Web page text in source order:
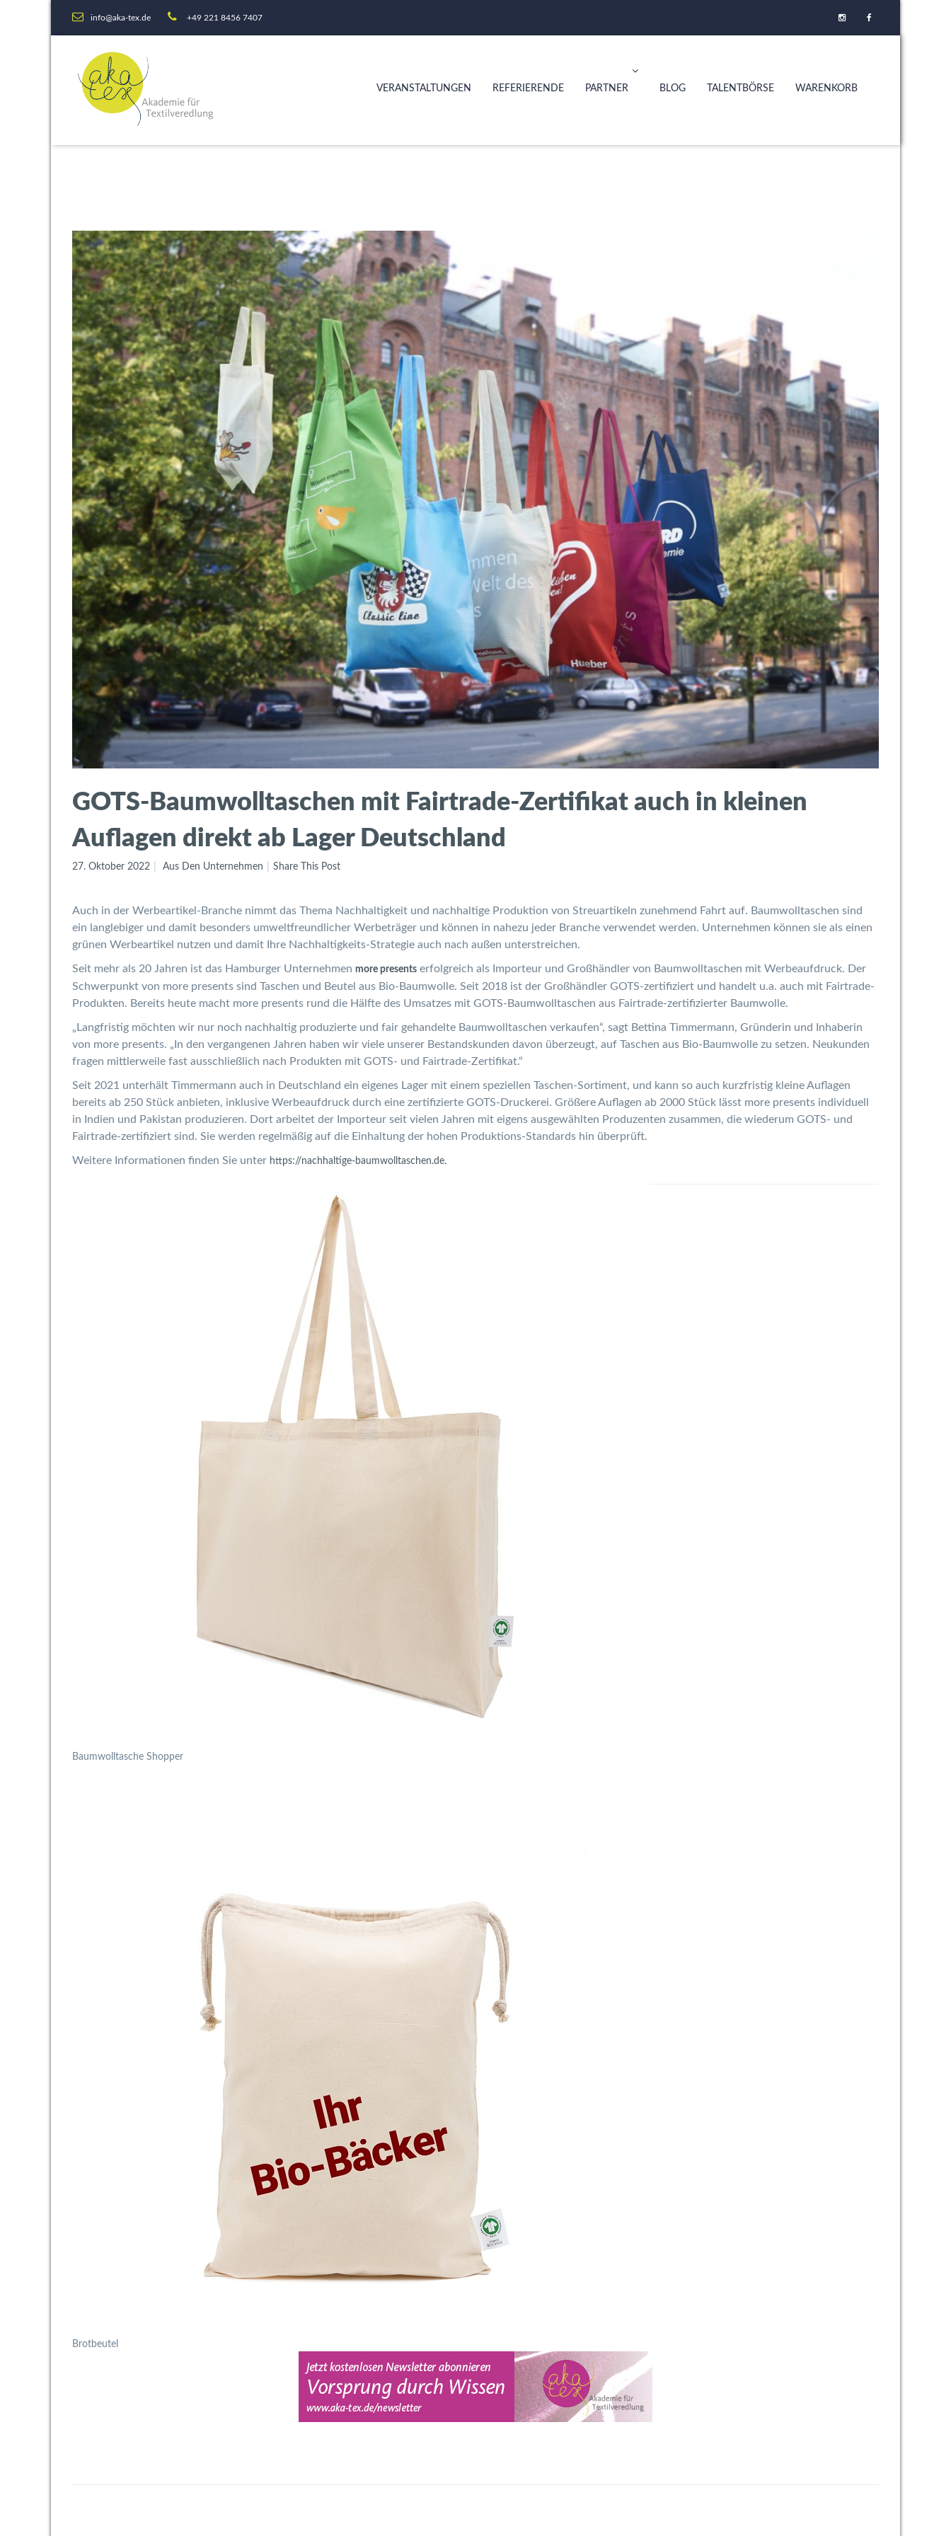
info@aka-tex.de +49 221 8456 7407
VERANSTALTUNGEN REFERIERENDE PARTNER BLOG TALENTBÖRSE WARENKORB
GOTS-Baumwolltaschen mit Fairtrade-Zertifikat auch in kleinen
Auflagen direkt ab Lager Deutschland
27. Oktober 2022 Aus Den Unternehmen Share This Post
Auch in der Werbeartikel-Branche nimmt das Thema Nachhaltigkeit und nachhaltige Produktion von Streuartikeln zunehmend Fahrt auf. Baumwolltaschen sind
ein langlebiger und damit besonders umweltfreundlicher Werbeträger und können in nahezu jeder Branche verwendet werden. Unternehmen können sie als einen
grünen Werbeartikel nutzen und damit Ihre Nachhaltigkeits-Strategie auch nach außen unterstreichen.
Seit mehr als 20 Jahren ist das Hamburger Unternehmen more presents erfolgreich als Importeur und Großhändler von Baumwolltaschen mit Werbeaufdruck. Der
Schwerpunkt von more presents sind Taschen und Beutel aus Bio-Baumwolle. Seit 2018 ist der Großhändler GOTS-zertifiziert und handelt u.a. auch mit Fairtrade-
Produkten. Bereits heute macht more presents rund die Hälfte des Umsatzes mit GOTS-Baumwolltaschen aus Fairtrade-zertifizierter Baumwolle.
„Langfristig möchten wir nur noch nachhaltig produzierte und fair gehandelte Baumwolltaschen verkaufen“, sagt Bettina Timmermann, Gründerin und Inhaberin
von more presents. „In den vergangenen Jahren haben wir viele unserer Bestandskunden davon überzeugt, auf Taschen aus Bio-Baumwolle zu setzen. Neukunden
fragen mittlerweile fast ausschließlich nach Produkten mit GOTS- und Fairtrade-Zertifikat.“
Seit 2021 unterhält Timmermann auch in Deutschland ein eigenes Lager mit einem speziellen Taschen-Sortiment, und kann so auch kurzfristig kleine Auflagen
bereits ab 250 Stück anbieten, inklusive Werbeaufdruck durch eine zertifizierte GOTS-Druckerei. Größere Auflagen ab 2000 Stück lässt more presents individuell
in Indien und Pakistan produzieren. Dort arbeitet der Importeur seit vielen Jahren mit eigens ausgewählten Produzenten zusammen, die wiederum GOTS- und
Fairtrade-zertifiziert sind. Sie werden regelmäßig auf die Einhaltung der hohen Produktions-Standards hin überprüft.
Weitere Informationen finden Sie unter https://nachhaltige-baumwolltaschen.de.
Baumwolltasche Shopper
Brotbeutel